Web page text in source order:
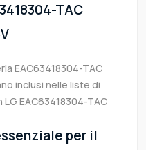
TAC
EAC63418304-TAC
inclusi nelle liste di
EAC63418304-TAC
per il